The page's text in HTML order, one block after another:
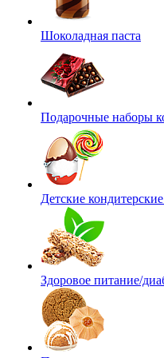
Шоколадная паста
Подарочные наборы
Детские
Здоровое питание/